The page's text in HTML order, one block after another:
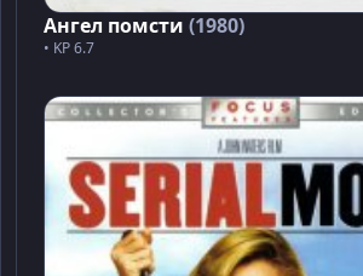
Ангел помсти (1980)
• KP 6.7